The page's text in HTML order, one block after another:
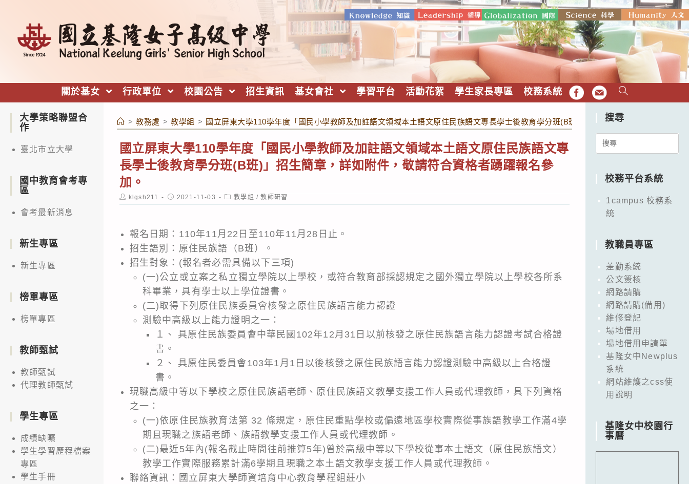
關於基女 行政單位 校園公告 招生資訊 基女會社 學習平台 活動花絮 學生家長專區 校務系統 FB EMAIL
> 教務處 > 教學組 > 國立屏東大學110學年度「國民小學教師及加註語文領域本土語文原住民族語文專長學士後教育學分班(B班)」招生簡章，詳如附件，敬請
國立屏東大學110學年度「國民小學教師及加註語文領域本土語文原住民族語文專
長學士後教育學分班(B班)」招生簡章，詳如附件，敬請符合資格者踴躍報名參
加。
Post
author:
klgsh211
Post
published:
2021-11-03
Post
category:
教學組 / 教師研習
報名日期：110年11月22日至110年11月28日止。
招生語別：原住民族語（B班）。
招生對象：(報名者必需具備以下三項)
(一)公立或立案之私立獨立學院以上學校，或符合教育部採認規定之國外獨立學院以上學校各所系
科畢業，具有學士以上學位證書。
(二)取得下列原住民族委員會核發之原住民族語言能力認證
測驗中高級以上能力證明之一：
１、 具原住民族委員會中華民國102年12月31日以前核發之原住民族語言能力認證考試合格證
書。
２、 具原住民委員會103年1月1日以後核發之原住民族語言能力認證測驗中高級以上合格證
書。
現職高級中等以下學校之原住民族語老師、原住民族語文教學支援工作人員或代理教師，具下列資格
之一：
(一)依原住民族教育法第 32 條規定，原住民重點學校或偏遠地區學校實際從事族語教學工作滿4學
期且現職之族語老師、族語教學支援工作人員或代理教師。
(二)最近5年內(報名截止時間往前推算5年)曾於高級中等以下學校從事本土語文（原住民族語文）
教學工作實際服務累計滿6學期且現職之本土語文教學支援工作人員或代理教師。
聯絡資訊：國立屏東大學師資培育中心教育學程組莊小
大學策略聯盟合
作
臺北市立大學
國中教育會考專
區
會考最新消息
新生專區
新生專區
榜單專區
榜單專區
教師甄試
教師甄試
代理教師甄試
學生專區
成績缺曠
學生學習歷程檔案
專區
學生手冊
搜尋
Search
校務平台系統
1campus 校務系
統
教職員專區
差勤系統
公文簽核
網路請購
網路請購(備用)
維修登記
場地借用
場地借用申請單
基隆女中Newplus
系統
網站維護之css使
用說明
基隆女中校園行
事曆